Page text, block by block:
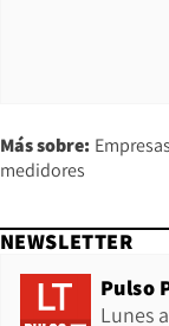
Más sobre:
medidores
NEWSLETTER
Pulso
Lunes